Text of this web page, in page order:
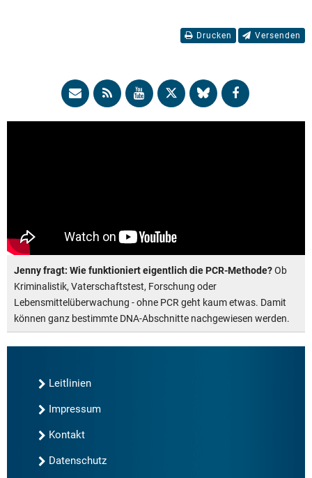
Drucken Versenden
Jenny fragt: Wie funktioniert eigentlich die PCR-Methode?Ob
Kriminalistik, Vaterschaftstest, Forschung oder
Lebensmittelüberwachung - ohne PCR geht kaum etwas. Damit
können ganz bestimmte DNA-Abschnitte nachgewiesen werden.
Leitlinien
Impressum
Kontakt
Datenschutz